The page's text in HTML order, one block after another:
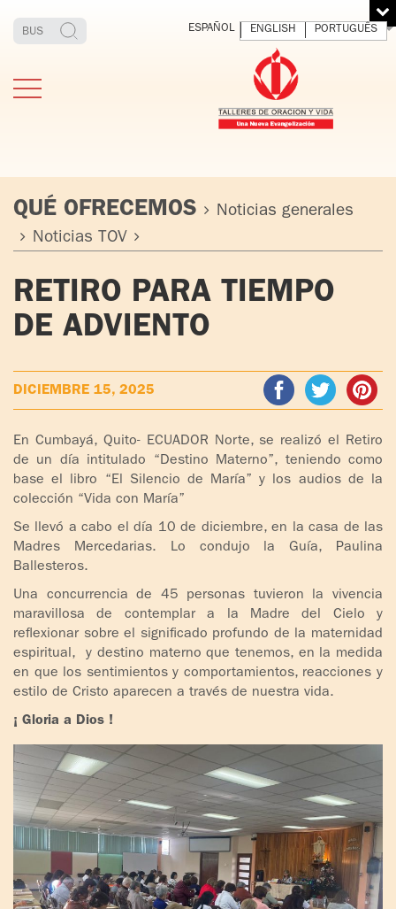
TOV ADULTOS
TOV
ADOLESCENTES
TOV NIÑOS
CURSO
ENCUENTRO DE
CHARLAS Y
JORNADAS DE
EVANGELIZACIÓN
ORACIÓN Y VIDA
PADRE
IGNACIO
PADRE
IGNACIO
LARRAÑAGA
LARRAÑAGA
LIBROS
VIDEOS
Y VIVIR
ESPAÑOL ENGLISH PORTUGUÊS
QUÉ OFRECEMOS
Noticias generales
Noticias TOV
RETIRO PARA TIEMPO
DE ADVIENTO
DICIEMBRE 15, 2025
En Cumbayá, Quito- ECUADOR Norte, se realizó el Retiro
de un día intitulado “Destino Materno”, teniendo como
base el libro “El Silencio de María” y los audios de la
colección “Vida con María”
Se llevó a cabo el día 10 de diciembre, en la casa de las
Madres Mercedarias. Lo condujo la Guía, Paulina
Ballesteros.
Una concurrencia de 45 personas tuvieron la vivencia
maravillosa de contemplar a la Madre del Cielo y
reflexionar sobre el significado profundo de la maternidad
espiritual, y destino materno que tenemos, en la medida
en que los sentimientos y comportamientos, reacciones y
estilo de Cristo aparecen a través de nuestra vida.
¡ Gloria a Dios !